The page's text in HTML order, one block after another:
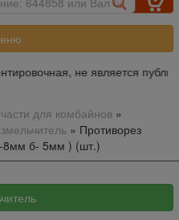
не является
для комбайнов»
» Противорез
-8мм б- 5мм ) (шт.)